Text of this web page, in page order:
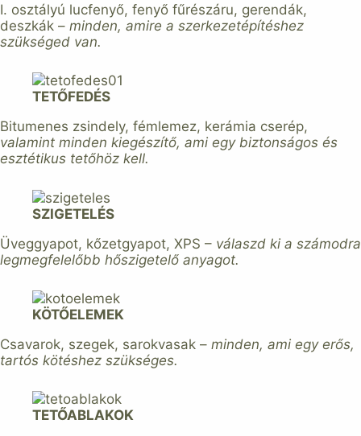
I. osztályú lucfenyő, fenyő fűrészáru, gerendák,
deszkák – minden, amire a szerkezetépítéshez
szükséged van.
TETŐFEDÉS
Bitumenes zsindely, fémlemez, kerámia cserép,
valamint minden kiegészítő, ami egy biztonságos és
esztétikus tetőhöz kell.
SZIGETELÉS
Üveggyapot, kőzetgyapot, XPS – válaszd ki a számodra
legmegfelelőbb hőszigetelő anyagot.
KÖTŐELEMEK
Csavarok, szegek, sarokvasak – minden, ami egy erős,
tartós kötéshez szükséges.
TETŐABLAKOK